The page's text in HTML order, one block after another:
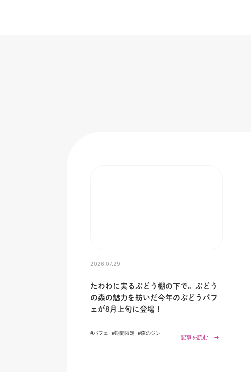
2026.07.29
たわわに実るぶどう棚の下で。ぶどう
の森の魅力を紡いだ今年のぶどうパフ
ェが8月上旬に登場！
#パフェ #期間限定 #森のジン
記事を読む →